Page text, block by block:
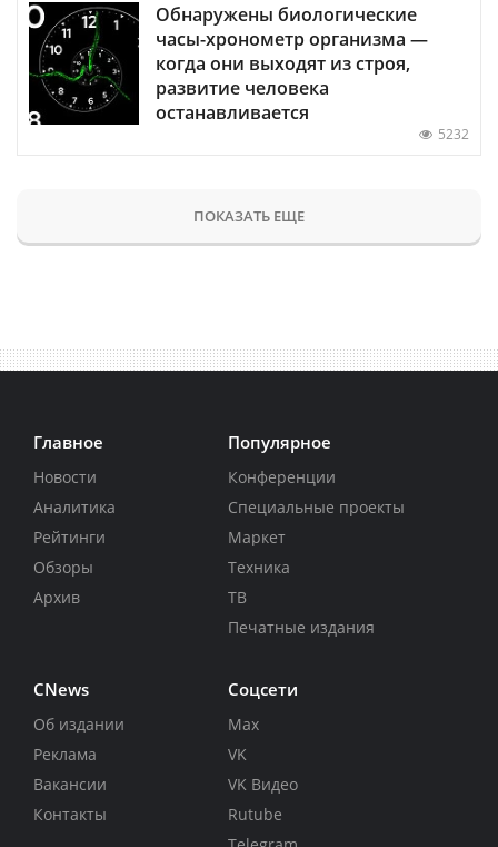
Обнаружены биологические
часы-хронометр организма —
когда они выходят из строя,
развитие человека
останавливается
5232
ПОКАЗАТЬ ЕЩЕ
Главное
Новости
Аналитика
Рейтинги
Обзоры
Архив
Популярное
Конференции
Специальные проекты
Маркет
Техника
ТВ
Печатные издания
CNews
Об издании
Реклама
Вакансии
Контакты
Соцсети
Max
VK
VK Видео
Rutube